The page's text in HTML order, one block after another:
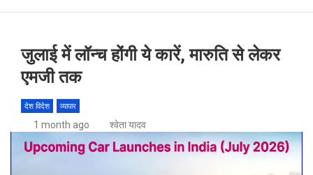
जुलाई में लॉन्च होंगी ये कारें, मारुति से लेकर
एमजी तक
देश विदेश व्यापार
1 month ago श्वेता यादव